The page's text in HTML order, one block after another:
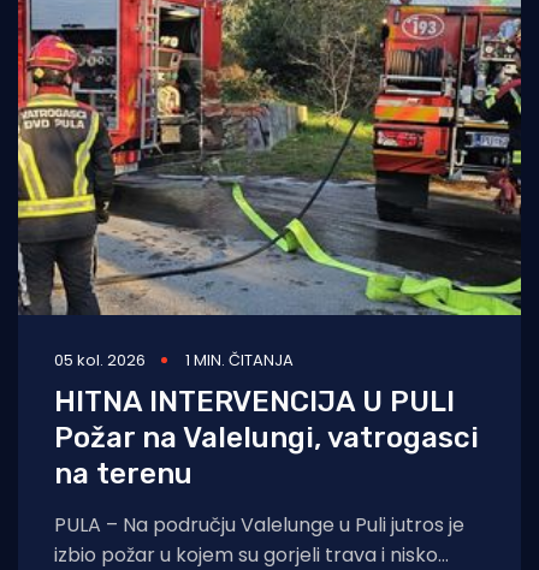
05 kol. 2026 1 MIN. ČITANJA
HITNA INTERVENCIJA U PULI
Požar na Valelungi, vatrogasci
na terenu
PULA – Na području Valelunge u Puli jutros je
izbio požar u kojem su gorjeli trava i nisko